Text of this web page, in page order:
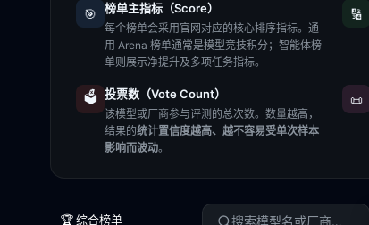
🎯 榜单主指标（Score）
每个榜单会采用官网对应的核心排序指标。通
用 Arena 榜单通常是模型竞技积分；智能体榜
单则展示净提升及多项任务指标。
🔢
🗳️ 投票数（Vote Count）
该模型或厂商参与评测的总次数。数量越高，
结果的统计置信度越高、越不容易受单次样本
影响而波动。
📜
🏆 综合榜单